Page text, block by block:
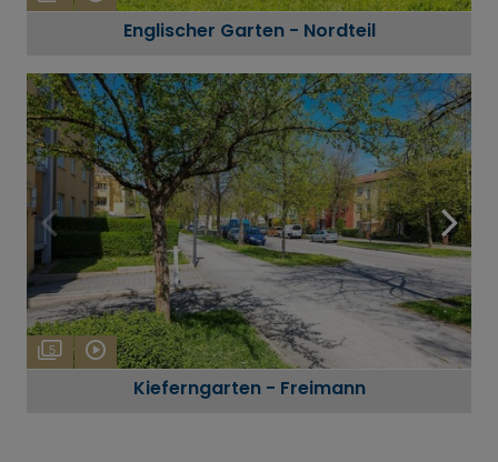
Englischer Garten - Nordteil
5
Kieferngarten - Freimann